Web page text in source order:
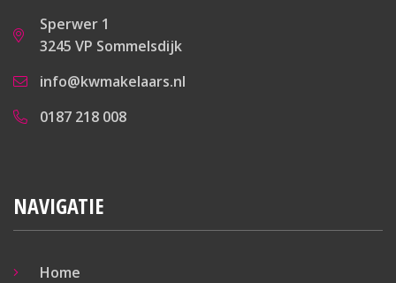
Sperwer 1
3245 VP Sommelsdijk
info@kwmakelaars.nl
0187 218 008
NAVIGATIE
Home